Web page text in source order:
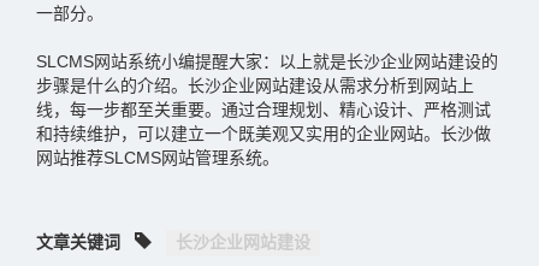
一部分。
SLCMS网站系统小编提醒大家：以上就是长沙企业网站建设的
步骤是什么的介绍。长沙企业网站建设从需求分析到网站上
线，每一步都至关重要。通过合理规划、精心设计、严格测试
和持续维护，可以建立一个既美观又实用的企业网站。长沙做
网站推荐SLCMS网站管理系统。
文章关键词 长沙企业网站建设